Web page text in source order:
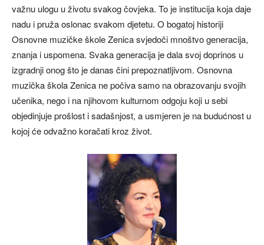
važnu ulogu u životu svakog čovjeka. To je institucija koja daje
nadu i pruža oslonac svakom djetetu. O bogatoj historiji
Osnovne muzičke škole Zenica svjedoči mnoštvo generacija,
znanja i uspomena. Svaka generacija je dala svoj doprinos u
izgradnji onog što je danas čini prepoznatljivom. Osnovna
muzička škola Zenica ne počiva samo na obrazovanju svojih
učenika, nego i na njihovom kulturnom odgoju koji u sebi
objedinjuje prošlost i sadašnjost, a usmjeren je na budućnost u
kojoj će odvažno koračati kroz život.